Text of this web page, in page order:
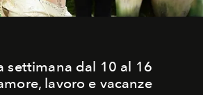
settimana dal 10 al 16
lavoro e vacanze